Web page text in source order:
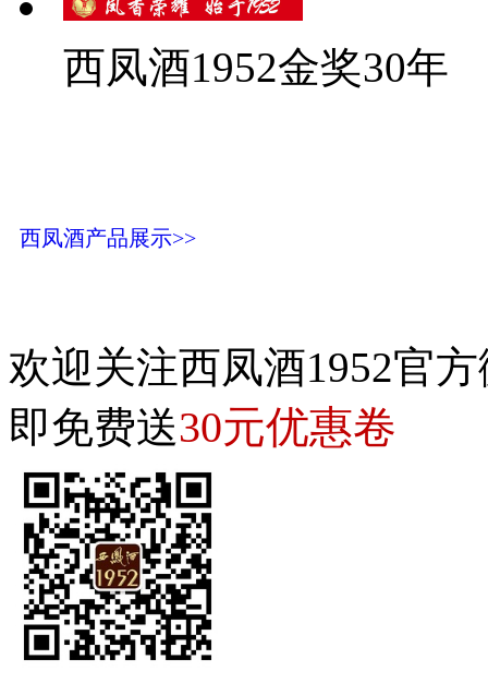
西凤酒1952金奖30年
西凤酒产品展示>>
欢迎关注西凤酒1952官
即免费送30元优惠卷